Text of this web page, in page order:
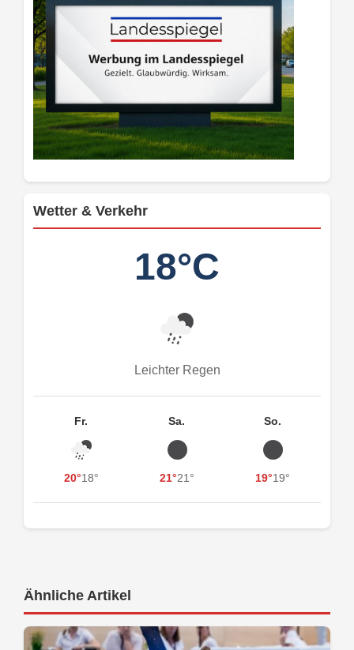
Wetter & Verkehr
18°C
Leichter Regen
Fr.
20°18°
Sa.
21°21°
So.
19°19°
Ähnliche Artikel